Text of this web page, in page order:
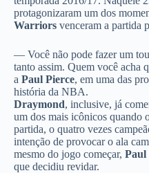
protagonizaram um dos
Warriors venceram a partida
— Você não pode fazer um
tanto assim. Quem você acha
a Paul Pierce, em uma das
história da NBA.
Draymond, inclusive, já
um dos mais icônicos quando
partida, o quatro vezes
intenção de provocar o ala
mesmo do jogo começar, Paul
que decidiu revidar.